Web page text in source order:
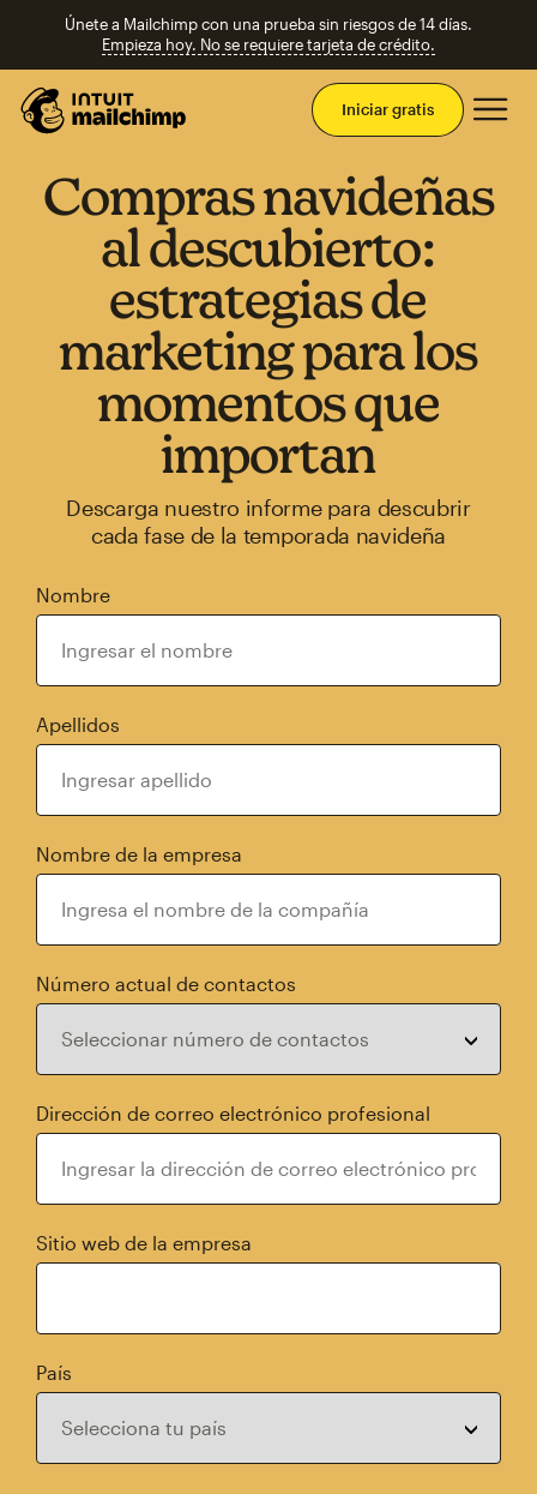
Únete a Mailchimp con una prueba sin riesgos de 14 días.
Empieza hoy. No se requiere tarjeta de crédito.
Iniciar gratis
Compras navideñas
al descubierto:
estrategias de
marketing para los
momentos que
importan
Descarga nuestro informe para descubrir
cada fase de la temporada navideña
Nombre
Apellidos
Nombre de la empresa
Número actual de contactos
Dirección de correo electrónico profesional
Sitio web de la empresa
País